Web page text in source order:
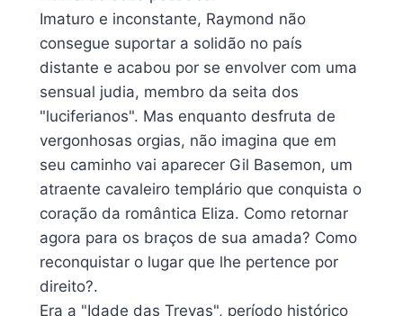
Imaturo e inconstante, Raymond não
consegue suportar a solidão no país
distante e acabou por se envolver com uma
sensual judia, membro da seita dos
"luciferianos". Mas enquanto desfruta de
vergonhosas orgias, não imagina que em
seu caminho vai aparecer Gil Basemon, um
atraente cavaleiro templário que conquista o
coração da romântica Eliza. Como retornar
agora para os braços de sua amada? Como
reconquistar o lugar que lhe pertence por
direito?.
Era a "Idade das Trevas", período histórico